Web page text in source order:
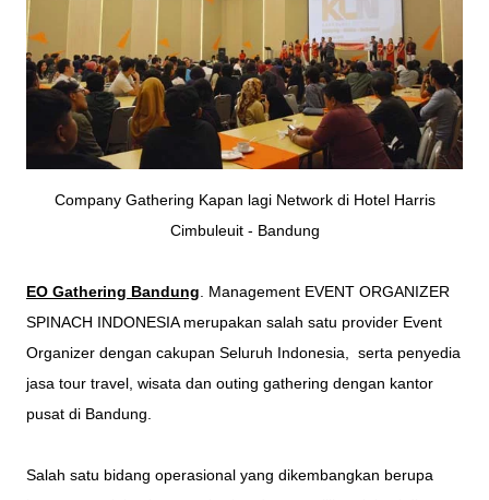
Company Gathering Kapan lagi Network di Hotel Harris
Cimbuleuit - Bandung
EO Gathering Bandung . Management EVENT ORGANIZER
SPINACH INDONESIA merupakan salah satu provider Event
Organizer dengan cakupan Seluruh Indonesia, serta penyedia
jasa tour travel, wisata dan outing gathering dengan kantor
pusat di Bandung.
Salah satu bidang operasional yang dikembangkan berupa